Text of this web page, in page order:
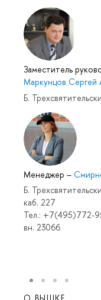
Заместитель
Маркунцов Сергей
Б.
Менеджер –
Б.
каб. 227
Тел.: +7(495)772-
вн. 23066
О ВЫШКЕ